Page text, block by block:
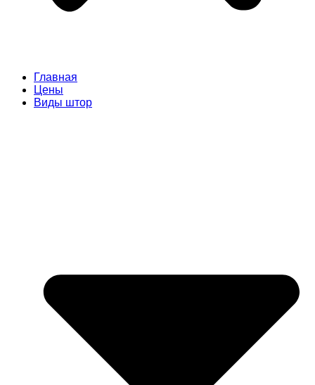
Главная
Цены
Виды штор